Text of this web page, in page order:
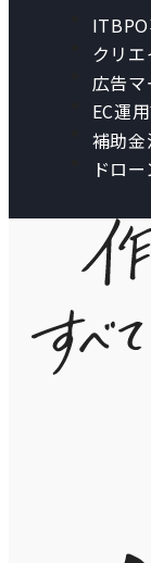
クリ
広告
EC運
補助金
ドロ